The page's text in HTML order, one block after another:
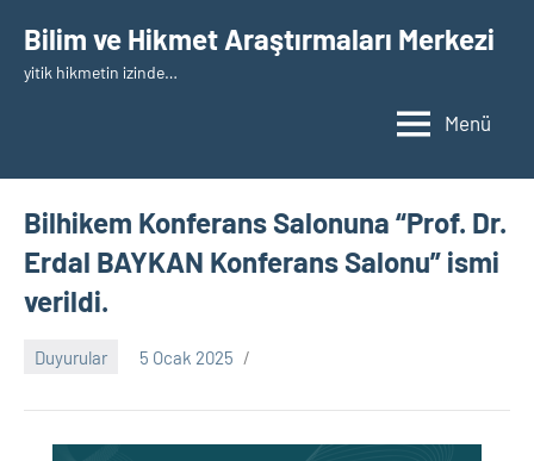
geçBilim ve Hikmet Araştırmaları Merkezi
yitik hikmetin izinde…
Menü
Bilhikem Konferans Salonuna “Prof. Dr.
Erdal BAYKAN Konferans Salonu” ismi
verildi.
Duyurular 5 Ocak 2025
nw_bhcenter